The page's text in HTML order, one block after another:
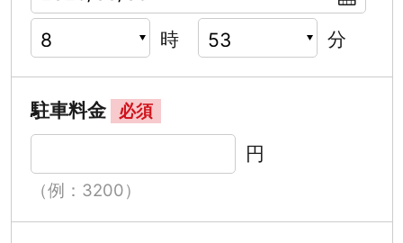
時 分
駐車料金 必須
円
（例：3200）